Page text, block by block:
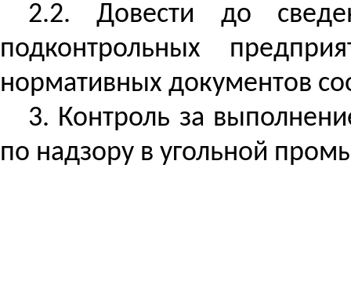
2.2. Довести до
подконтрольных
нормативных документов
3. Контроль за
по надзору в угольной